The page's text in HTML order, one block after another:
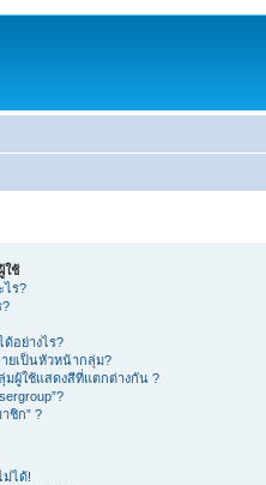
ใช้
ไร?
?
ด้อย่างไร?
ยเป็นหัวหน้ากลุ่ม?
มผู้ใช้แสดงสีที่แตกต่างกัน ?
ชิก” ?
ม่ได้!